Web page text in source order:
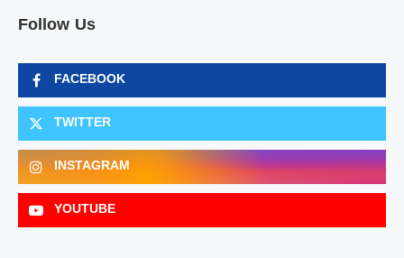
Follow Us
FACEBOOK
TWITTER
INSTAGRAM
YOUTUBE